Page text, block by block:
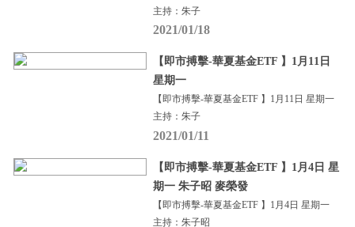
主持：朱子
2021/01/18
【即市搏擊-華夏基金ETF 】1月11日
星期一
【即市搏擊-華夏基金ETF 】1月11日 星期一
主持：朱子
2021/01/11
【即市搏擊-華夏基金ETF 】1月4日 星
期一 朱子昭 麥榮發
【即市搏擊-華夏基金ETF 】1月4日 星期一
主持：朱子昭